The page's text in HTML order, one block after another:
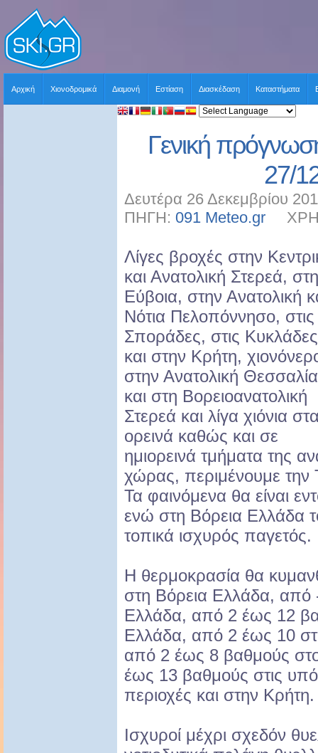
Αρχική Χιονοδρομικά Διαμονή Εστίαση Διασκέδαση Καταστήματα
Γενική
27/
Δευτέρα 26 Δεκεμβρίου
ΠΗΓΗ: 091 Meteo.gr
Λίγες βροχές στην
και Ανατολική Στερεά,
Εύβοια, στην Ανατολική
Νότια Πελοπόννησο, στις
Σποράδες, στις Κυκλάδες
και στην Κρήτη,
στην Ανατολική Θεσσαλία
και στη Βορειοανατολική
Στερεά και λίγα χιόνια
ορεινά καθώς και σε
ημιορεινά τμήματα της
χώρας, περιμένουμε την
Τα φαινόμενα θα είναι
ενώ στη Βόρεια Ελλάδα
τοπικά ισχυρός παγετός.
Η θερμοκρασία θα
στη Βόρεια Ελλάδα, από
Ελλάδα, από 2 έως 12
Ελλάδα, από 2 έως 10
από 2 έως 8 βαθμούς
έως 13 βαθμούς στις
περιοχές και στην Κρήτη.
Ισχυροί μέχρι σχεδόν